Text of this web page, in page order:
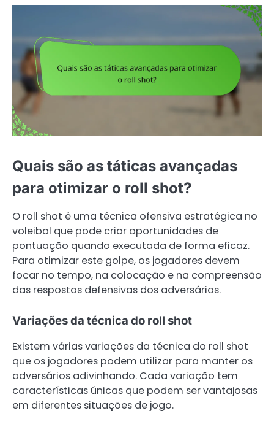
Quais são as táticas avançadas
para otimizar o roll shot?
O roll shot é uma técnica ofensiva estratégica no
voleibol que pode criar oportunidades de
pontuação quando executada de forma eficaz.
Para otimizar este golpe, os jogadores devem
focar no tempo, na colocação e na compreensão
das respostas defensivas dos adversários.
Variações da técnica do roll shot
Existem várias variações da técnica do roll shot
que os jogadores podem utilizar para manter os
adversários adivinhando. Cada variação tem
características únicas que podem ser vantajosas
em diferentes situações de jogo.